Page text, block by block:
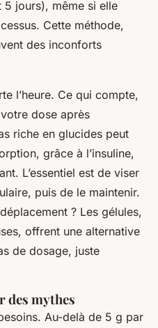
jours), même si elle
Cette méthode,
des inconforts
l’heure. Ce qui compte,
dose après
riche en glucides peut
grâce à l’insuline,
L’essentiel est de viser
puis de le maintenir.
? Les gélules,
offrent une alternative
de dosage, juste
des mythes
Au-delà de 5 g par